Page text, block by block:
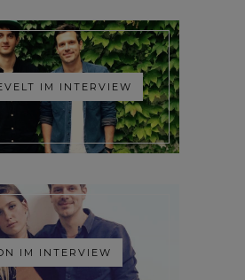
IM INTERVIEW
IM INTERVIEW